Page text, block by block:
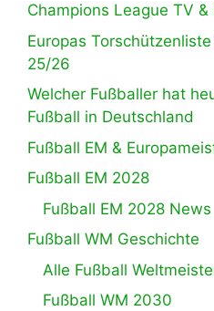
Champions League TV &
Europas
25/26
Welcher Fußballer hat
Fußball in Deutschland
Fußball EM &
Fußball EM 2028
Fußball EM 2028 News
Fußball WM Geschichte
Alle Fußball
Fußball WM 2030